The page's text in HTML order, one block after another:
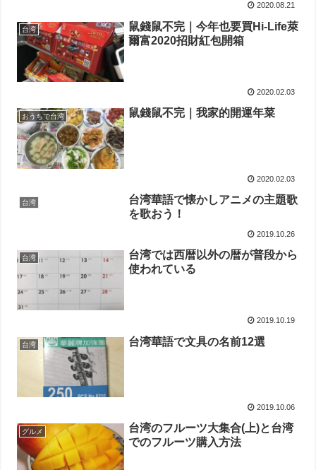
2020.08.21
台湾
鼠錢鼠不完｜今年也要買Hi-Life萊
爾富2020招財紅包開箱
2020.02.03
おうちで台湾 鼠錢鼠不完｜我家的開運年菜
2020.02.03
台湾
台湾華語で懐かしアニメの主題歌
を歌おう！
2019.10.26
台湾
台湾では西暦以外の暦が普段から
使われている
2019.10.19
台湾 台湾華語で文具の名前12選
2019.10.06
グルメ
台湾のフルーツ大集合(上)と台湾
でのフルーツ購入方法